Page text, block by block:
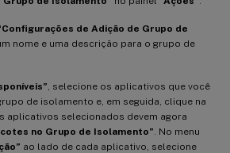
de Adição de Grupo de
nome e uma descrição para o grupo de
, selecione os aplicativos que você
de isolamento e, em seguida, clique na
aplicativos selecionados devem agora
no Grupo de Isolamento” . No menu
ao lado de cada aplicativo, selecione